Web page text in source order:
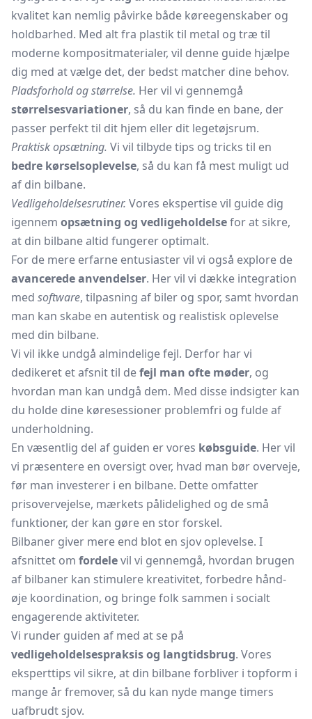
kvalitet kan nemlig påvirke både køreegenskaber og
holdbarhed. Med alt fra plastik til metal og træ til
moderne kompositmaterialer, vil denne guide hjælpe
dig med at vælge det, der bedst matcher dine behov.
Pladsforhold og størrelse. Her vil vi gennemgå
størrelsesvariationer, så du kan finde en bane, der
passer perfekt til dit hjem eller dit legetøjsrum.
Praktisk opsætning. Vi vil tilbyde tips og tricks til en
bedre kørselsoplevelse, så du kan få mest muligt ud
af din bilbane.
Vedligeholdelsesrutiner. Vores ekspertise vil guide dig
igennem opsætning og vedligeholdelsefor at sikre,
at din bilbane altid fungerer optimalt.
For de mere erfarne entusiaster vil vi også explore de
avancerede anvendelser. Her vil vi dække integration
med software, tilpasning af biler og spor, samt hvordan
man kan skabe en autentisk og realistisk oplevelse
med din bilbane.
Vi vil ikke undgå almindelige fejl. Derfor har vi
dedikeret et afsnit til defejl man ofte møder, og
hvordan man kan undgå dem. Med disse indsigter kan
du holde dine køresessioner problemfri og fulde af
underholdning.
En væsentlig del af guiden er vores købsguide. Her vil
vi præsentere en oversigt over, hvad man bør overveje,
før man investerer i en bilbane. Dette omfatter
prisovervejelse, mærkets pålidelighed og de små
funktioner, der kan gøre en stor forskel.
Bilbaner giver mere end blot en sjov oplevelse. I
afsnittet om fordelevil vi gennemgå, hvordan brugen
af bilbaner kan stimulere kreativitet, forbedre hånd-
øje koordination, og bringe folk sammen i socialt
engagerende aktiviteter.
Vi runder guiden af med at se på
vedligeholdelsespraksis og langtidsbrug. Vores
eksperttips vil sikre, at din bilbane forbliver i topform i
mange år fremover, så du kan nyde mange timers
uafbrudt sjov.